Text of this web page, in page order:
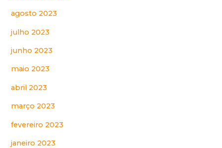
agosto 2023
julho 2023
junho 2023
maio 2023
abril 2023
março 2023
fevereiro 2023
janeiro 2023